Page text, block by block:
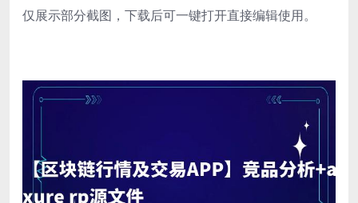
仅展示部分截图，下载后可一键打开直接编辑使用。